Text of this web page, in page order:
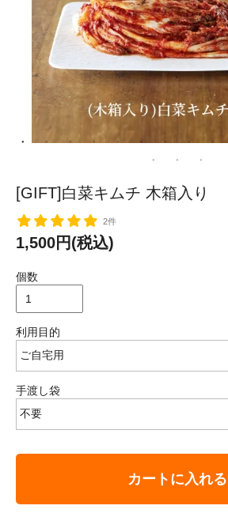
[GIFT]白菜キムチ 木箱入り
2件
1,500円(税込)
個数
利用目的
手渡し袋
カートに入れる